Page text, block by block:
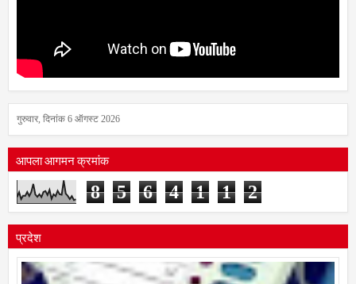
गुरुवार, दिनांक 6 ऑगस्ट 2026
आपला आगमन क्रमांक
8 5 6 4 1 1 2
प्रदेश